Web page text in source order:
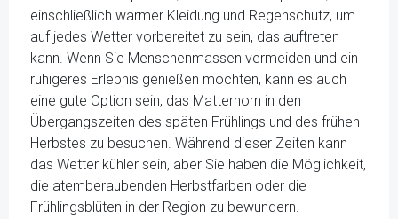
einschließlich warmer Kleidung und Regenschutz, um
auf jedes Wetter vorbereitet zu sein, das auftreten
kann. Wenn Sie Menschenmassen vermeiden und ein
ruhigeres Erlebnis genießen möchten, kann es auch
eine gute Option sein, das Matterhorn in den
Übergangszeiten des späten Frühlings und des frühen
Herbstes zu besuchen. Während dieser Zeiten kann
das Wetter kühler sein, aber Sie haben die Möglichkeit,
die atemberaubenden Herbstfarben oder die
Frühlingsblüten in der Region zu bewundern.